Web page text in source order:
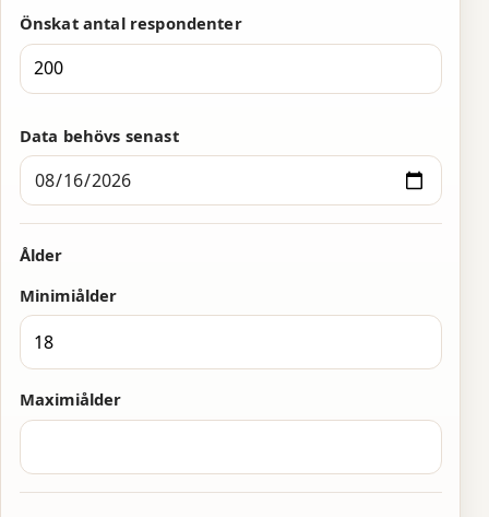
Önskat antal respondenter
Data behövs senast
Ålder
Minimiålder
Maximiålder
1
2
3
4
5
6
7
8
9
0
1
1
2
3
4
5
6
7
8
9
0
1
4
5
6
7
8
9
0
1
2
3
4